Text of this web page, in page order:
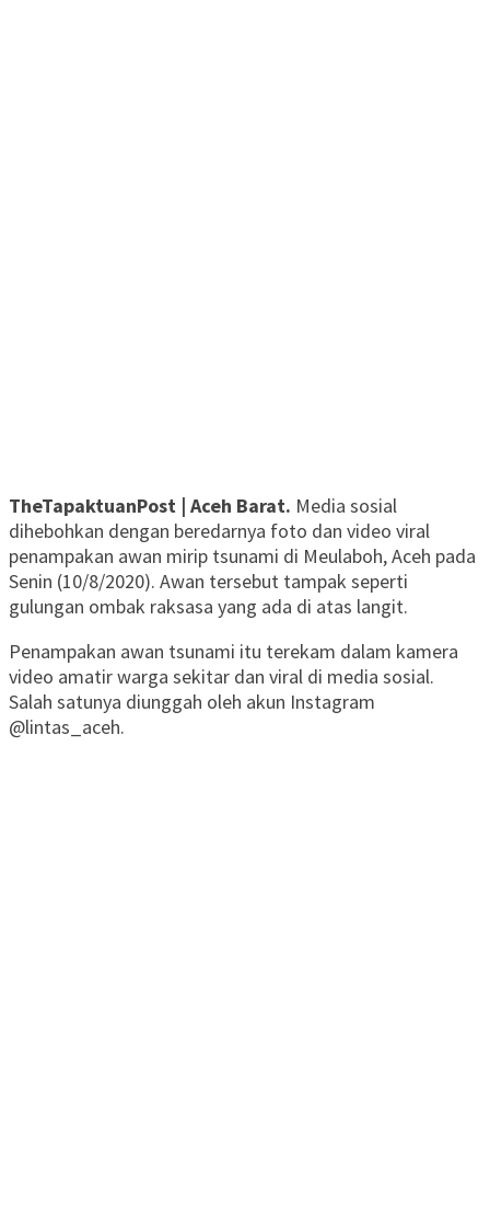
TheTapaktuanPost | Aceh Barat. Media sosial
dihebohkan dengan beredarnya foto dan video viral
penampakan awan mirip tsunami di Meulaboh, Aceh pada
Senin (10/8/2020). Awan tersebut tampak seperti
gulungan ombak raksasa yang ada di atas langit.
Penampakan awan tsunami itu terekam dalam kamera
video amatir warga sekitar dan viral di media sosial.
Salah satunya diunggah oleh akun Instagram
@lintas_aceh.